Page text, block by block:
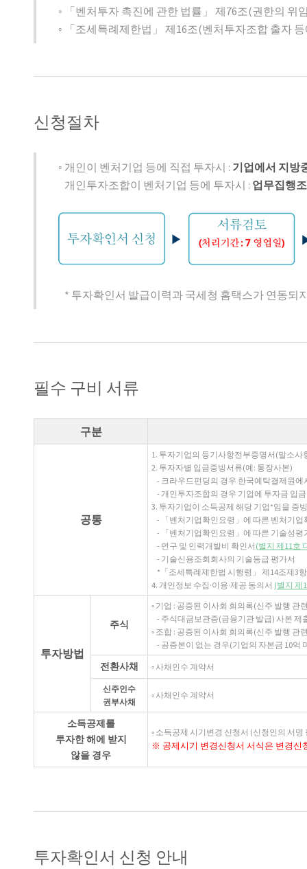
◦ 「벤처투자 촉진에 관한 법률」 제76조(권한의 위
◦ 「조세특례제한법」 제16조(벤처투자조합 출자
신청절차
◦ 개인이 벤처기업 등에 직접 투자시 : 기업에서 지방
개인투자조합이 벤처기업 등에 투자시 : 업무집행
* 투자확인서 발급이력과 국세청 홈택스가 연동되
필수 구비 서류
구분
공통
1. 투자기업의 등기사항전부증명서(말소사
2. 투자자별 입금증빙서류(예: 통장사본)
- 크라우드펀딩의 경우 한국예탁결제원에
- 개인투자조합의 경우 기업에 투자금 입
3. 투자기업이 소득공제 해당 기업*임을 증
- 「벤처기업확인요령」에 따른 벤처기업
- 「벤처기업확인요령」에 따른 기술성평
- 연구 및 인력개발비 확인서 (별지 제11호
- 기술신용조회회사의 기술등급 평가서
*「조세특례제한법 시행령」 제14조제3항
4. 개인정보 수집·이용·제공 동의서 (별지 제
투자방법
주식
◦ 기업 : 공증된 이사회 회의록(신주 발행
- 주식대금보관증(금융기관 발급) 사본 제
◦ 조합 : 공증된 이사회 회의록(신주 발행 관
- 공증본이 없는 경우(기업의 자본금 10억
전환사채 ◦ 사채인수 계약서
신주인수
권부사채
◦ 사채인수 계약서
소득공제를
투자한 해에 받지
않을 경우
◦ 소득공제 시기변경 신청서 (신청인의 서명
※ 공제시기 변경신청서 서식은 변경신
투자확인서 신청 안내